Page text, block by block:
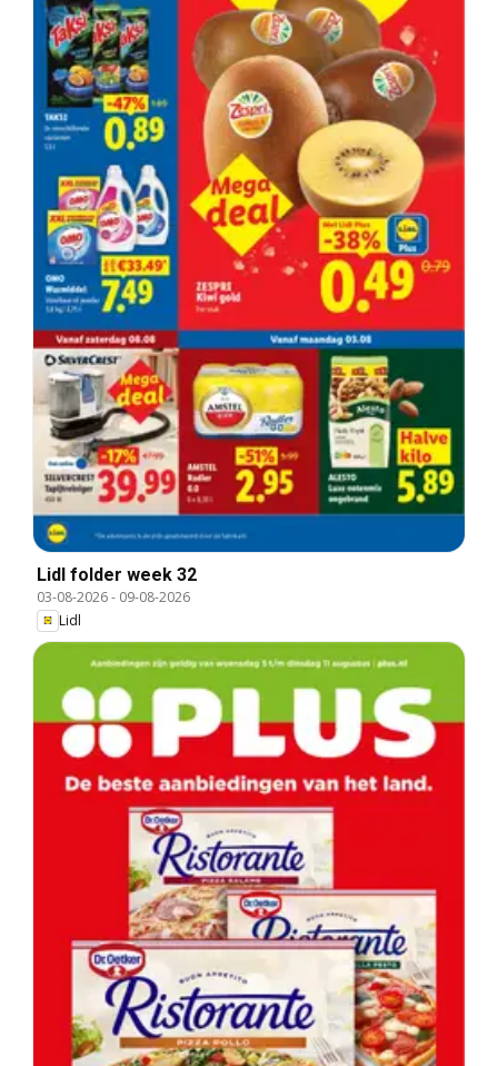
Lidl folder week 32
03-08-2026- 09-08-2026
Lidl